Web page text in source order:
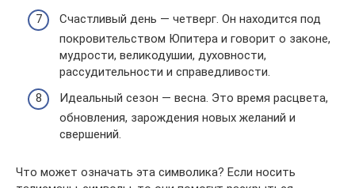
Счастливый день — четверг. Он находится под
покровительством Юпитера и говорит о законе,
мудрости, великодушии, духовности,
рассудительности и справедливости.
Идеальный сезон — весна. Это время расцвета,
обновления, зарождения новых желаний и
свершений.
Что может означать эта символика? Если носить